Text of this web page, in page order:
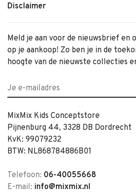
Disclaimer
Meld je aan voor de nieuwsbrief en
op je aankoop! Zo ben je in de
hoogte van de nieuwste collecties
MixMix Kids Conceptstore
Pijnenburg 44, 3328 DB Dordrecht
KvK: 99079232
BTW: NL868784886B01
Telefoon: 06-40055668
E-mail: info@mixmix.nl